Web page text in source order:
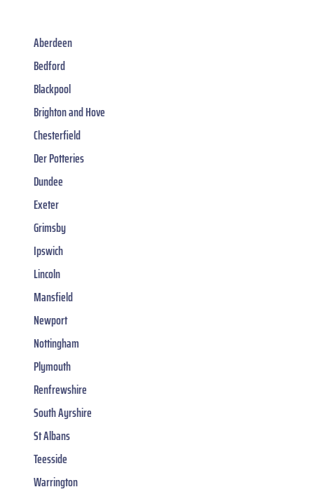
Aberdeen
Bedford
Blackpool
Brighton and Hove
Chesterfield
Der Potteries
Dundee
Exeter
Grimsby
Ipswich
Lincoln
Mansfield
Newport
Nottingham
Plymouth
Renfrewshire
South Ayrshire
St Albans
Teesside
Warrington